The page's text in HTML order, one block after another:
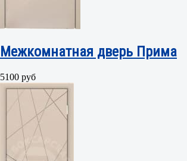
Межкомнатная дверь Прима
5100 руб